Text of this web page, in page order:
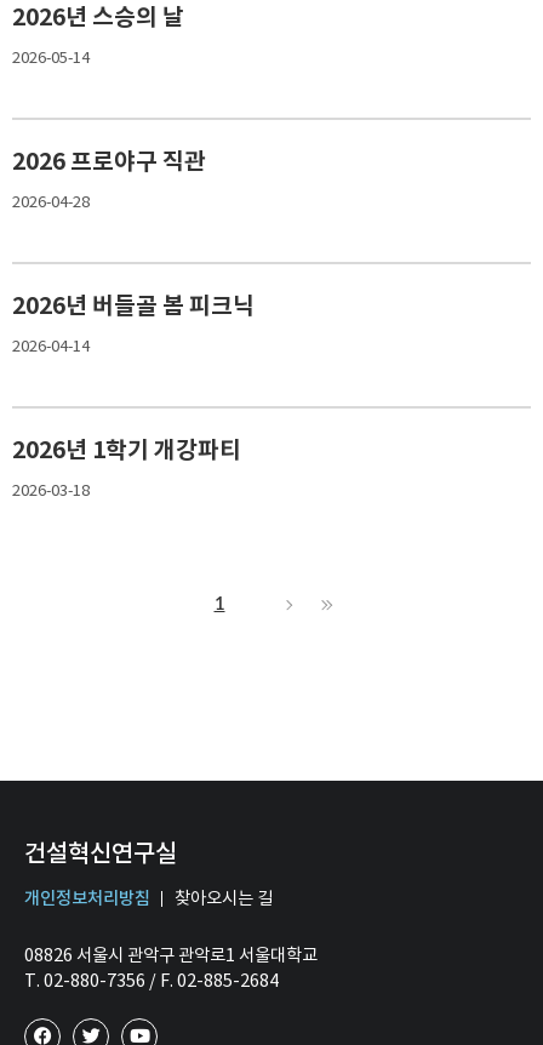
2026년 스승의 날
2026-05-14
2026 프로야구 직관
2026-04-28
2026년 버들골 봄 피크닉
2026-04-14
2026년 1학기 개강파티
2026-03-18
1
건설혁신연구실
개인정보처리방침 찾아오시는 길
08826 서울시 관악구 관악로1 서울대학교
T. 02-880-7356 / F. 02-885-2684